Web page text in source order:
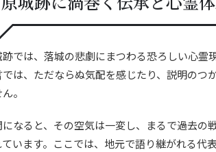
では、落城の悲劇にまつわる恐ろしい心霊
では、ただならぬ気配を感じたり、説明のつ
。
なると、その空気は一変し、まるで過去の
ています。ここでは、地元で語り継がれる代